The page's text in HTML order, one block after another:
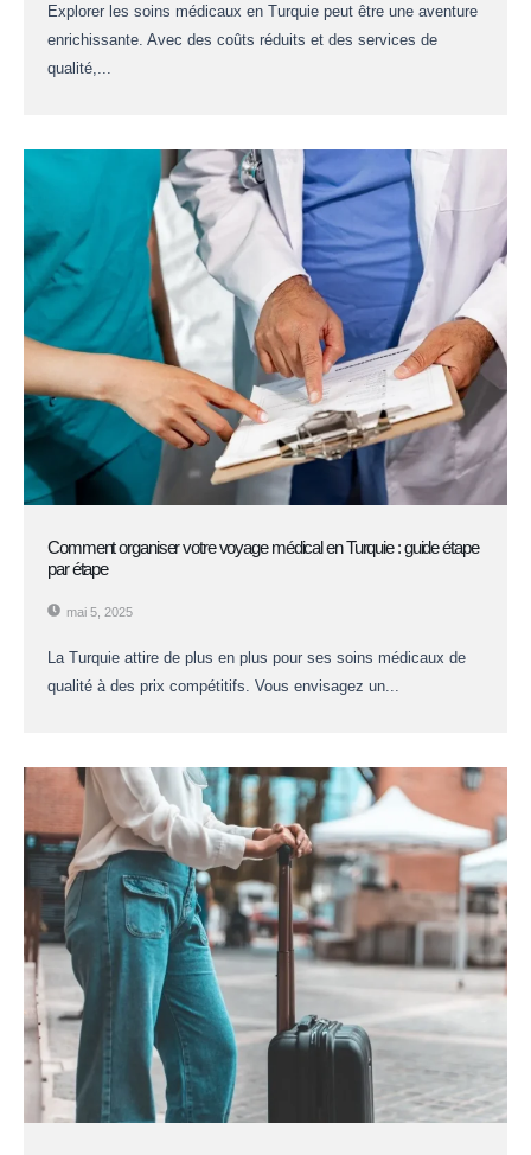
Explorer les soins médicaux en Turquie peut être une aventure
enrichissante. Avec des coûts réduits et des services de
qualité,...
Comment organiser votre voyage médical en Turquie : guide étape
par étape
mai 5, 2025
La Turquie attire de plus en plus pour ses soins médicaux de
qualité à des prix compétitifs. Vous envisagez un...